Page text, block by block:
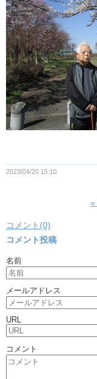
2023/04/20 15:10
«
コメント(0)
コメント投稿
名前
メールアドレス
URL
コメント